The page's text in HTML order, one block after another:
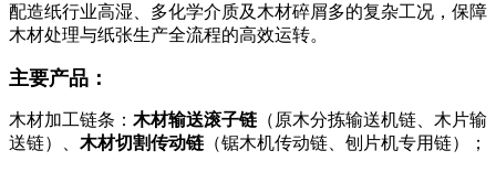
配造纸行业高湿、多化学介质及木材碎屑多的复杂工况，保障
木材处理与纸张生产全流程的高效运转。
主要产品：
木材加工链条： 木材输送滚子链 （原木分拣输送机链、木片输
送链）、 木材切割传动链 （锯木机传动链、刨片机专用链）；